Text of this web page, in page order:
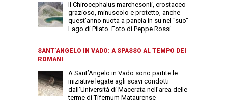
Il Chirocephalus marchesonii, crostaceo
grazioso, minuscolo e protetto, anche
quest'anno nuota a pancia in su nel "suo"
Lago di Pilato. Foto di Peppe Rossi
SANT’ANGELO IN VADO: A SPASSO AL TEMPO DEI
ROMANI
A Sant’Angelo in Vado sono partite le
iniziative legate agli scavi condotti
dall’Università di Macerata nell’area delle
terme di Tifernum Mataurense